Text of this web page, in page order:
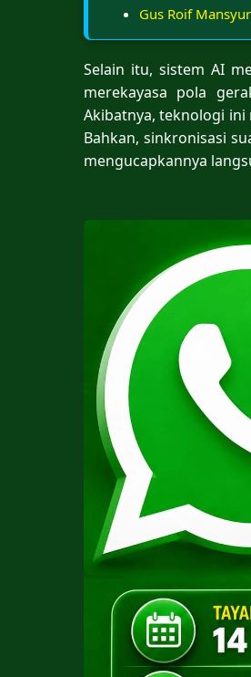
Gus Roif
Selain itu, sistem AI
merekayasa pola
Akibatnya, teknologi
Bahkan, sinkronisasi
mengucapkannya